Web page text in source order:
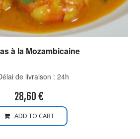
à la Mozambicaine
de livraison : 24h
28,60 €
ADD TO CART